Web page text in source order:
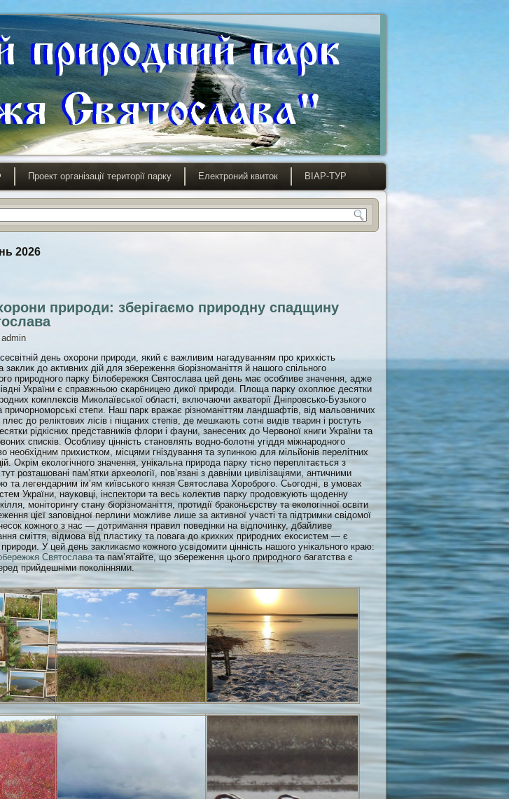
Проект організації території парку Електроний квиток ВІАР-ТУР
2026
природи: зберігаємо природну спадщину
admin
день охорони природи, який є важливим нагадуванням про крихкість
до активних дій для збереження біорізноманіття й нашого спільного
природного парку Білобережжя Святослава цей день має особливе значення, адже
України є справжньою скарбницею дикої природи. Площа парку охоплює десятки
комплексів Миколаївської області, включаючи акваторії Дніпровсько-Бузького
причорноморські степи. Наш парк вражає різноманіттям ландшафтів, від мальовничих
до реліктових лісів і піщаних степів, де мешкають сотні видів тварин і ростуть
рідкісних представників флори і фауни, занесених до Червоної книги України та
списків. Особливу цінність становлять водно-болотні угіддя міжнародного
необхідним прихистком, місцями гніздування та зупинкою для мільйонів перелітних
Окрім екологічного значення, унікальна природа парку тісно переплітається з
розташовані пам’ятки археології, пов’язані з давніми цивілізаціями, античними
легендарним ім’ям київського князя Святослава Хороброго. Сьогодні, в умовах
України, науковці, інспектори та весь колектив парку продовжують щоденну
моніторингу стану біорізноманіття, протидії браконьєрству та екологічної освіти
цієї заповідної перлини можливе лише за активної участі та підтримки свідомої
кожного з нас — дотримання правил поведінки на відпочинку, дбайливе
сміття, відмова від пластику та повага до крихких природних екосистем — є
У цей день закликаємо кожного усвідомити цінність нашого унікального краю:
Святославата пам’ятайте, що збереження цього природного багатства є
прийдешніми поколіннями.